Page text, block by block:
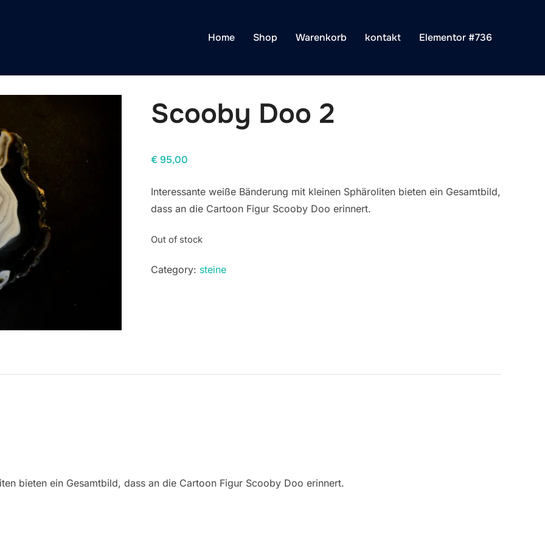
Home Shop Warenkorb kontakt Elementor #736
Scooby Doo 2
€95,00
Interessante weiße Bänderung mit kleinen Sphäroliten bieten ein Gesamtbild,
dass an die Cartoon Figur Scooby Doo erinnert.
Out of stock
Category: steine
bieten ein Gesamtbild, dass an die Cartoon Figur Scooby Doo erinnert.